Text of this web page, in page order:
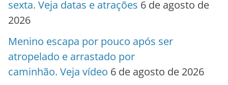
sexta. Veja datas e atrações 6 de agosto de
2026
Menino escapa por pouco após ser
atropelado e arrastado por
caminhão. Veja vídeo 6 de agosto de 2026